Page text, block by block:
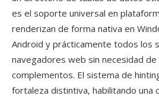
es el soporte universal en
renderizan de forma nativa en
Android y prácticamente todos los
navegadores web sin necesidad de
complementos. El sistema de
fortaleza distintiva, habilitando una